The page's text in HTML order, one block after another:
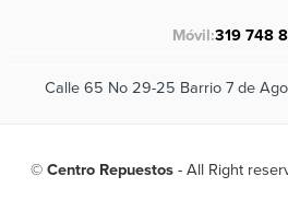
Móvil:319 748
Calle 65 No 29-25 Barrio 7 de
© Centro Repuestos- All Right